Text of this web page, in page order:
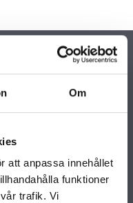
Om
att anpassa innehållet
funktioner
trafik. Vi